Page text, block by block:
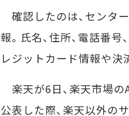
確認したのは、センタ
報。氏名、住所、電話番
レジットカード情報や決
楽天が6日、楽天市場
公表した際、楽天以外の